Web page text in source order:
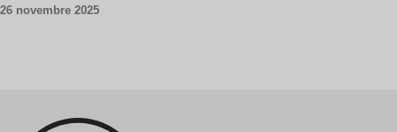
26 novembre 2025